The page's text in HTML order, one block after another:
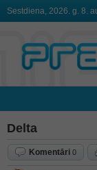
Sestdiena, 2026. g. 8.
Delta
Komentāri 0